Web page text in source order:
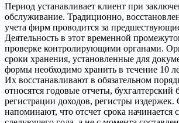
Период устанавливает клиент при
обслуживание. Традиционно,
учета фирм проводится за
Деятельность в этот временной
проверке контролирующими органами.
сроки хранения, установленные для
формы необходимо хранить в течение 10
Их восстанавливают в обязательном
относятся годовые отчеты, бухгалтерский
регистрации доходов, регистры
напоминают, что отсчет срока начинается